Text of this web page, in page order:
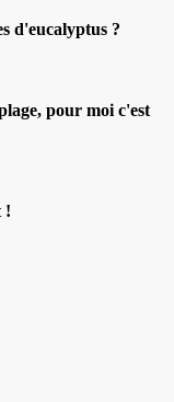
d'eucalyptus ?
pour moi c'est
!